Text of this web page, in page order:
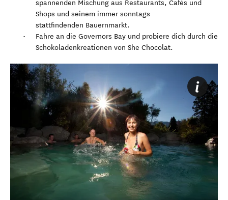
spannenden Mischung aus Restaurants, Cafés und
Shops und seinem immer sonntags
stattfindenden Bauernmarkt.
Fahre an die Governors Bay und probiere dich durch die
Schokoladenkreationen von She Chocolat.